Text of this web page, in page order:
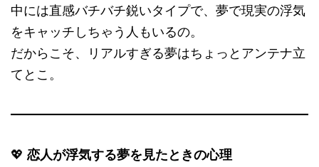
中には直感バチバチ鋭いタイプで、夢で現実の浮気
をキャッチしちゃう人もいるの。
だからこそ、リアルすぎる夢はちょっとアンテナ立
てとこ。
💖 恋人が浮気する夢を見たときの心理